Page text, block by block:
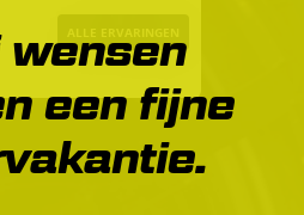
ALLE ERVARINGEN
wensen
een fijne